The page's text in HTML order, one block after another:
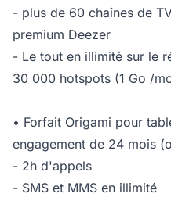
- plus de 60 chaînes de
premium Deezer
- Le tout en illimité sur le
30 000 hotspots (1 Go /
• Forfait Origami pour
engagement de 24 mois
- 2h d'appels
- SMS et MMS en illimité